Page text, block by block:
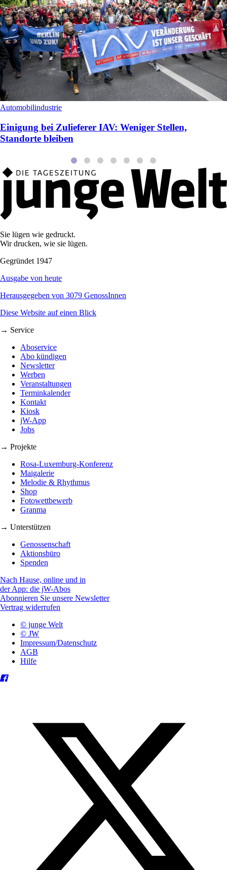
Automobilindustrie
Einigung bei Zulieferer IAV: Weniger Stellen,
Standorte bleiben
Sie lügen wie gedruckt.
Wir drucken, wie sie lügen.
Gegründet 1947
Ausgabe von heute
Herausgegeben von 3079 GenossInnen
Diese Website auf einen Blick
→ Service
Aboservice
Abo kündigen
Newsletter
Werben
Veranstaltungen
Terminkalender
Kontakt
Kiosk
jW-App
Jobs
→ Projekte
Rosa-Luxemburg-Konferenz
Maigalerie
Melodie & Rhythmus
Shop
Fotowettbewerb
Granma
→ Unterstützen
Genossenschaft
Aktionsbüro
Spenden
Nach Hause, online und in
der App: die jW-Abos
Abonnieren Sie unsere Newsletter
Vertrag widerrufen
© junge Welt
© JW
Impressum/Datenschutz
AGB
Hilfe